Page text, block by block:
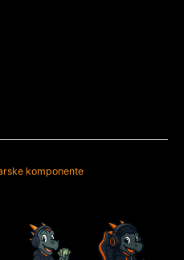
komponente